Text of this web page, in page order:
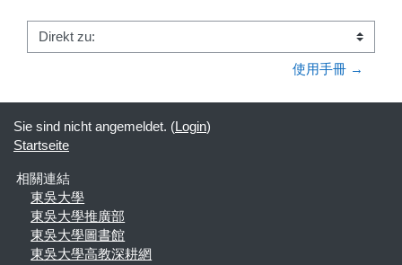
Direkt zu:
使用手冊 →
Sie sind nicht angemeldet. ( Login)
Startseite
相關連結
東吳大學
東吳大學推廣部
東吳大學圖書館
東吳大學高教深耕網